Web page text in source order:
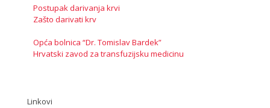
Postupak darivanja krvi
Zašto darivati krv
Opća bolnica “Dr. Tomislav Bardek”
Hrvatski zavod za transfuzijsku medicinu
Linkovi